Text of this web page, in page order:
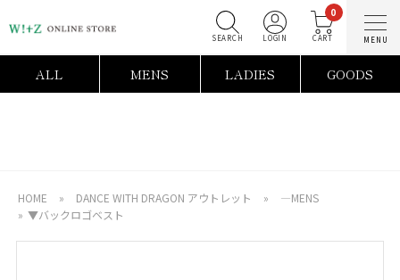
0
ALL MENS LADIES GOODS
HOME » DANCE WITH DRAGON アウトレット »
―MENS
» ▼バックロゴベスト